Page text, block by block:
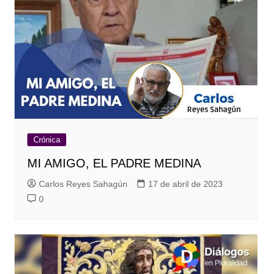
Crónica
MI AMIGO, EL PADRE MEDINA
Carlos Reyes Sahagún
17 de abril de 2023
0